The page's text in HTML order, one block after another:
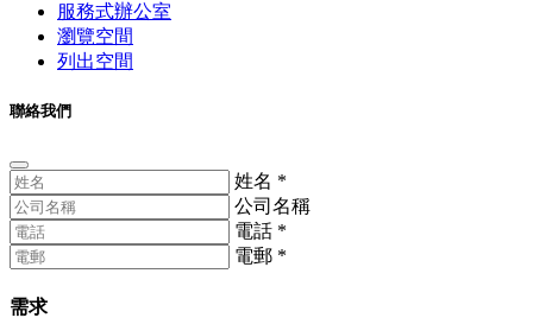
服務式辦公室
瀏覽空間
列出空間
聯絡我們
姓名 *
公司名稱
電話 *
電郵 *
需求